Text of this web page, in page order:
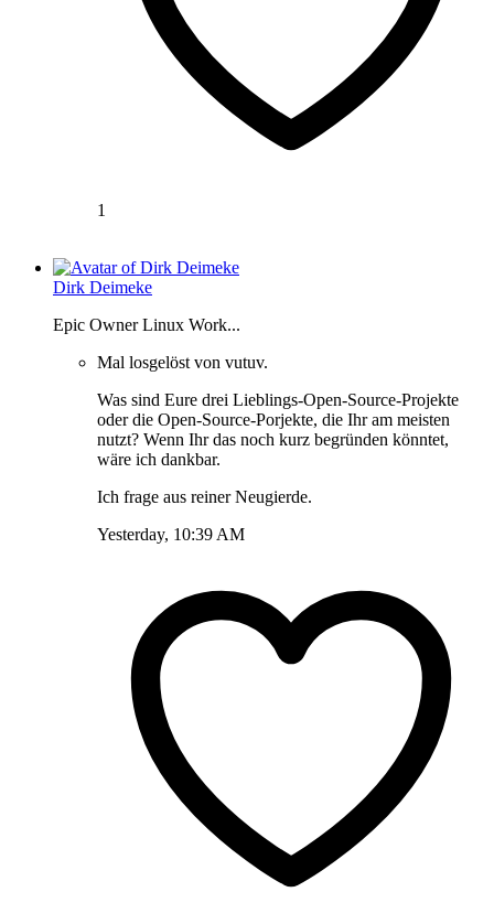
1
Dirk Deimeke
Epic Owner Linux Work...
Mal losgelöst von vutuv.
Was sind Eure drei Lieblings-Open-Source-Projekte
oder die Open-Source-Porjekte, die Ihr am meisten
nutzt? Wenn Ihr das noch kurz begründen könntet,
wäre ich dankbar.
Ich frage aus reiner Neugierde.
Yesterday, 10:39 AM